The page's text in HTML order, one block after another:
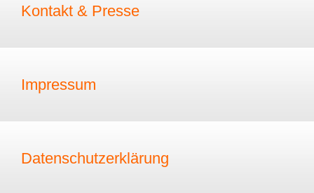
Kontakt & Presse
Impressum
Datenschutzerklärung